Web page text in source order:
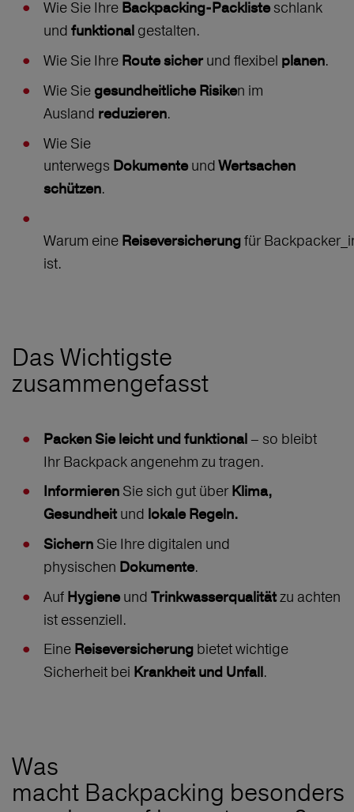
Wie Sie Ihre Backpacking‑Packlisteschlank
und funktional gestalten.
Wie Sie Ihre Route sicher und flexibel planen.
Wie Sie gesundheitliche Risiken im
Ausland reduzieren.
Wie Sie
unterwegs DokumenteundWertsachen
schützen.
Warum eine Reiseversicherungfür
ist.
Das Wichtigste
zusammengefasst
Packen Sie leicht und funktional – so bleibt
Ihr Backpack angenehm zu tragen.
Informieren Sie sich gut über Klima,
Gesundheit und lokale Regeln.
Sichern Sie Ihre digitalen und
physischen Dokumente.
Auf Hygieneund Trinkwasserqualitätzu achten
ist essenziell.
Eine Reiseversicherung bietet wichtige
Sicherheit bei Krankheit und Unfall.
Was
macht Backpacking besonders